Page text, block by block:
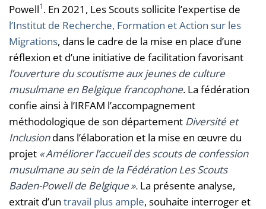
Powell1. En 2021, Les Scouts sollicite l’expertise de
l’Institut de Recherche, Formation et Action sur les
Migrations, dans le cadre de la mise en place d’une
réflexion et d’une initiative de facilitation favorisant
l’ouverture du scoutisme aux jeunes de culture
musulmane en Belgique francophone. La fédération
confie ainsi à l’IRFAM l’accompagnement
méthodologique de son département Diversité et
Inclusiondans l’élaboration et la mise en œuvre du
projet « Améliorer l’accueil des scouts de confession
musulmane au sein de la Fédération Les Scouts
Baden-Powell de Belgique ». La présente analyse,
extrait d’un travail plus ample, souhaite interroger et